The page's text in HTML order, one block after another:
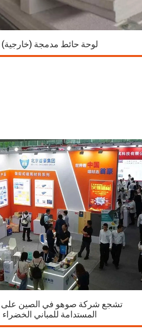
لوحة حائط مدمجة (خارجية)
تشجع شركة صوهو في الصين على
المستدامة للمباني الخضراء